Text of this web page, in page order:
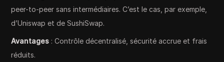
peer-to-peer sans intermédiaires. C’est le cas, par exemple,
d’Uniswap et de SushiSwap.
Avantages : Contrôle décentralisé, sécurité accrue et frais
réduits.